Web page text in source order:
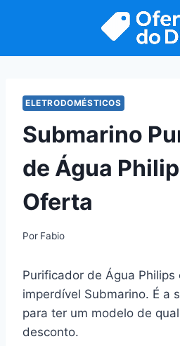
ELETRODOMÉSTICOS
Submarino
de Água
Oferta
Por Fabio
Purificador de Água Philips
imperdível Submarino. É a
para ter um modelo de
desconto.